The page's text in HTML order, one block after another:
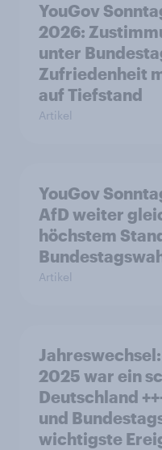
YouGov
2026:
unter
Zufriedenheit
auf Tiefstand
Artikel
YouGov
AfD weiter
höchstem
Artikel
2025 war ein
Deutschland
und
wichtigste